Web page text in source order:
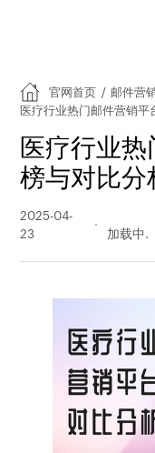
官网首页 / 邮件营
医疗行业热门邮件营销平
医疗行业
榜与对比分
2025-04-
23
量